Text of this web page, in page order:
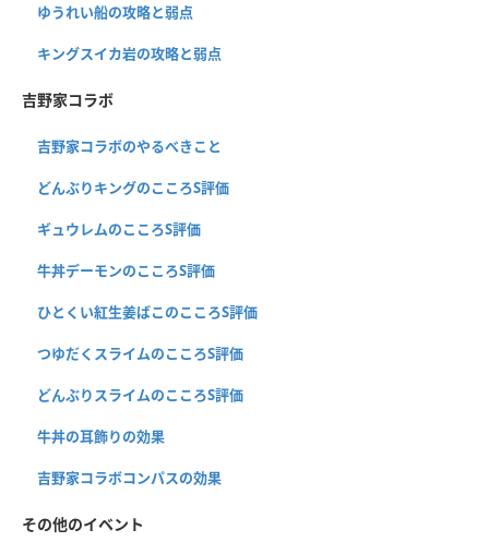
ゆうれい船の攻略と弱点
キングスイカ岩の攻略と弱点
吉野家コラボ
吉野家コラボのやるべきこと
どんぶりキングのこころS評価
ギュウレムのこころS評価
牛丼デーモンのこころS評価
ひとくい紅生姜ばこのこころS評価
つゆだくスライムのこころS評価
どんぶりスライムのこころS評価
牛丼の耳飾りの効果
吉野家コラボコンパスの効果
その他のイベント